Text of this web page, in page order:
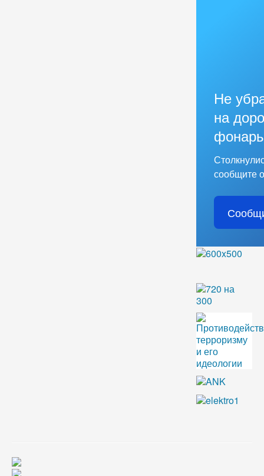
Не
на
сообщите